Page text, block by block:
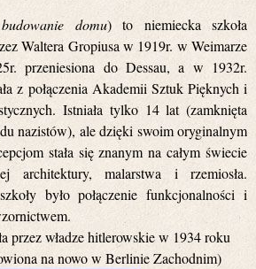
budowanie domu) to niemiecka szkoła
Waltera Gropiusa w 1919r. w Weimarze
przeniesiona do Dessau, a w 1932r.
z połączenia Akademii Sztuk Pięknych i
Istniała tylko 14 lat (zamknięta
nazistów), ale dzięki swoim oryginalnym
stała się znanym na całym świecie
architektury, malarstwa i rzemiosła.
było połączenie funkcjonalności i
przez władze hitlerowskie w 1934 roku
na nowo w Berlinie Zachodnim)